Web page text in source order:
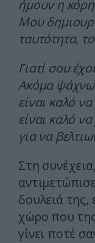
ήμουν η
Μου
ταυτότητα,
Γιατί σου
Ακόμα ψάχνω
είναι καλό
είναι καλό
για να
Στη
δουλειά
χώρο που
γίνει ποτέ